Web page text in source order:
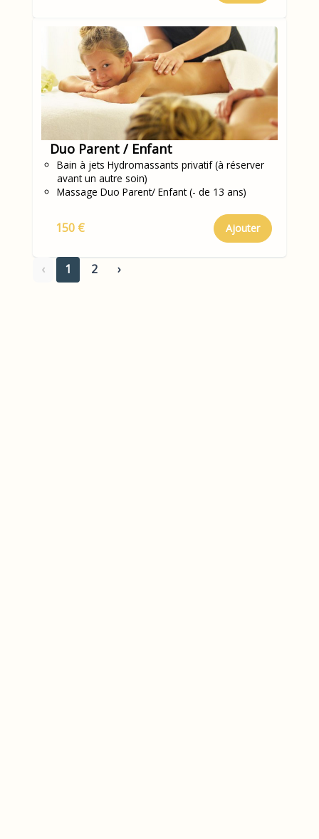
Duo Parent / Enfant
Bain à jets Hydromassants privatif (à réserver
avant un autre soin)
Massage Duo Parent/ Enfant (- de 13 ans)
150 € Ajouter
‹ 1 2 ›